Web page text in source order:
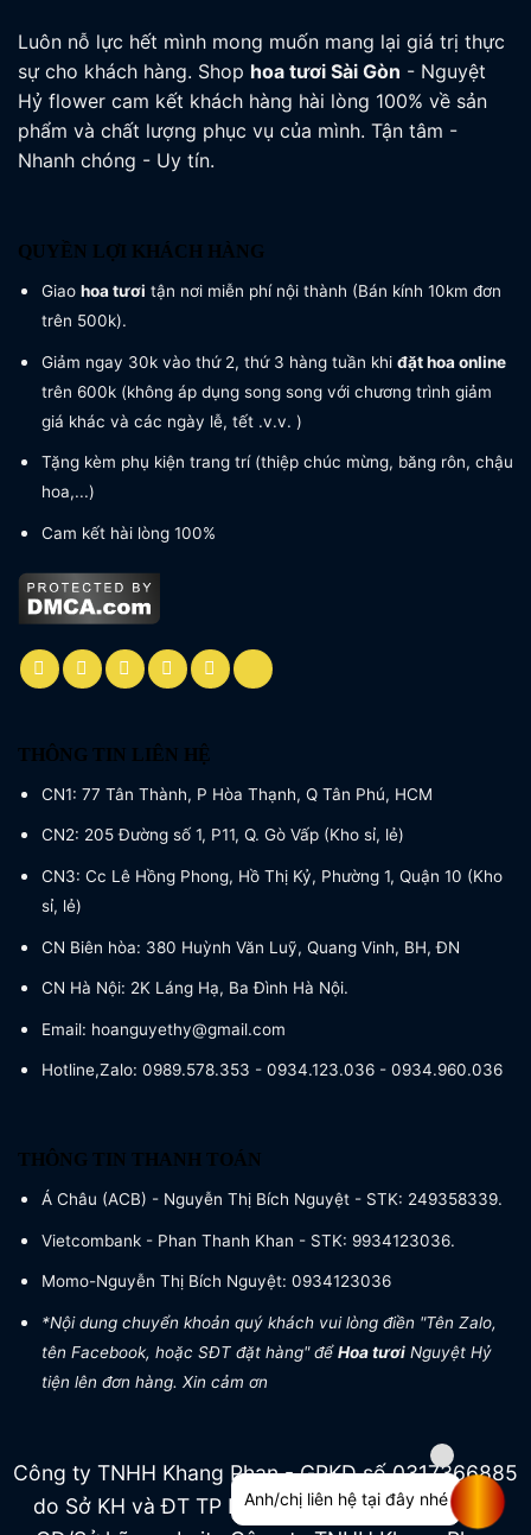
Luôn nỗ lực hết mình mong muốn mang lại giá trị thực
sự cho khách hàng. Shop hoa tươi Sài Gòn - Nguyệt
Hỷ flower cam kết khách hàng hài lòng 100% về sản
phẩm và chất lượng phục vụ của mình. Tận tâm -
Nhanh chóng - Uy tín.
QUYỀN LỢI KHÁCH HÀNG
Giao hoa tươi tận nơi miễn phí nội thành (Bán kính 10km đơn
trên 500k).
Giảm ngay 30k vào thứ 2, thứ 3 hàng tuần khi đặt hoa online
trên 600k (không áp dụng song song với chương trình giảm
giá khác và các ngày lễ, tết .v.v. )
Tặng kèm phụ kiện trang trí (thiệp chúc mừng, băng rôn, chậu
hoa,...)
Cam kết hài lòng 100%
THÔNG TIN LIÊN HỆ
CN1: 77 Tân Thành, P Hòa Thạnh, Q Tân Phú, HCM
CN2: 205 Đường số 1, P11, Q. Gò Vấp (Kho sỉ, lẻ)
CN3: Cc Lê Hồng Phong, Hồ Thị Kỷ, Phường 1, Quận 10 (Kho
sỉ, lẻ)
CN Biên hòa: 380 Huỳnh Văn Luỹ, Quang Vinh, BH, ĐN
CN Hà Nội: 2K Láng Hạ, Ba Đình Hà Nội.
Email: hoanguyethy@gmail.com
Hotline,Zalo: 0989.578.353 - 0934.123.036 - 0934.960.036
THÔNG TIN THANH TOÁN
Á Châu (ACB) - Nguyễn Thị Bích Nguyệt - STK: 249358339.
Vietcombank - Phan Thanh Khan - STK: 9934123036.
Momo-Nguyễn Thị Bích Nguyệt: 0934123036
*Nội dung chuyển khoản quý khách vui lòng điền "Tên Zalo,
tên Facebook, hoặc SĐT đặt hàng" đểHoa tươi Nguyệt Hỷ
tiện lên đơn hàng. Xin cảm ơn
Công ty TNHH Khang Phan - GPKD số 0317366885
do Sở KH và ĐT TP HCM cấp ngày 04/07/2022
Anh/chị liên hệ tại đây nhé